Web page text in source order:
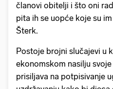
članovi obitelji i što oni
pita ih se uopće koje su
Šterk.
Postoje brojni slučajevi u
ekonomskom nasilju
prisiljava na potpisivanje